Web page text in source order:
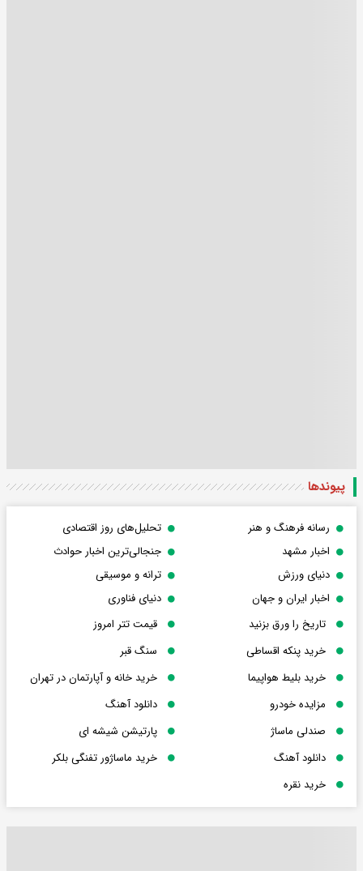
پیوندها
رسانه فرهنگ و هنر
تحلیل‌های روز اقتصادی
اخبار مشهد
جنجالی‌ترین اخبار حوادث
دنیای ورزش
ترانه و موسیقی
اخبار ایران و جهان
دنیای فناوری
تاریخ را ورق بزنید
قیمت تتر امروز
خرید پنکه اقساطی
سنگ قبر
خرید بلیط هواپیما
خرید خانه و آپارتمان در تهران
مزایده خودرو
دانلود آهنگ
صندلی ماساژ
پارتیشن شیشه ای
دانلود آهنگ
خرید ماساژور تفنگی بلکر
خرید نقره